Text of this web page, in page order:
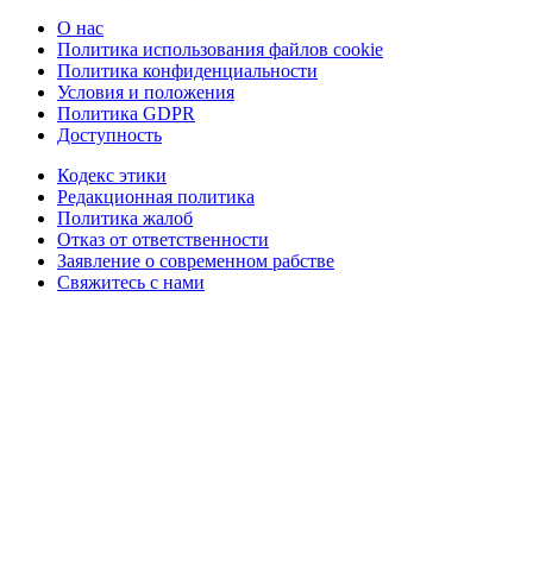
О нас
Политика использования файлов cookie
Политика конфиденциальности
Условия и положения
Политика GDPR
Доступность
Кодекс этики
Редакционная политика
Политика жалоб
Отказ от ответственности
Заявление о современном рабстве
Свяжитесь с нами